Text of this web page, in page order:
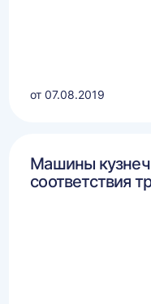
от 07.08.2019
Машины
соответствия